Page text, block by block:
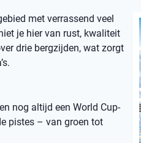
met verrassend veel
je hier van rust, kwaliteit
drie bergzijden, wat zorgt
nog altijd een World Cup-
pistes – van groen tot